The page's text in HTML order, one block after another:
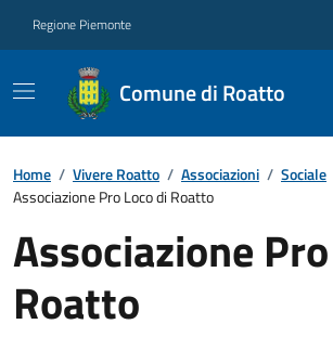
Regione Piemonte
Comune di Roatto
Home / Vivere Roatto / Associazioni / Sociale
Associazione Pro Loco di Roatto
Associazione
Roatto